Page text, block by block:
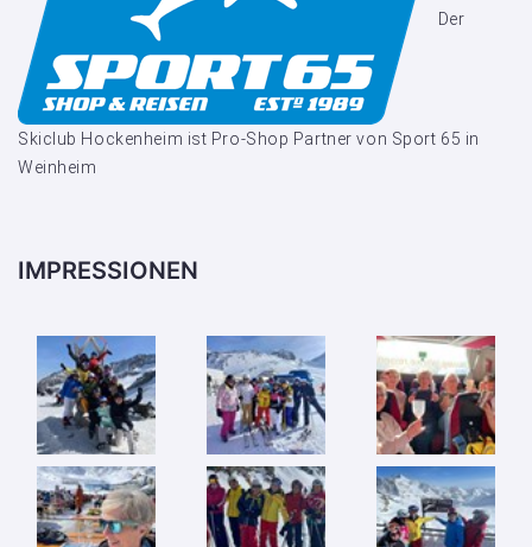
Der
Skiclub Hockenheim ist Pro-Shop Partner von Sport 65 in
Weinheim
IMPRESSIONEN